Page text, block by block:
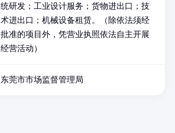
统研发；工业设计服务；货物进出口；技
术进出口；机械设备租赁。（除依法须经
批准的项目外，凭营业执照依法自主开展
经营活动）
东莞市市场监督管理局